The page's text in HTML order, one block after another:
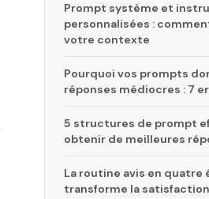
Prompt système et
personnalisées :
votre contexte
Pourquoi vos prompts
réponses médiocres : 7
5 structures de prompt
obtenir de meilleures
La routine avis en quatre
transforme la